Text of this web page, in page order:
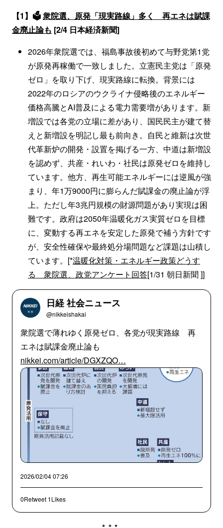
【1】🗳️衆院選、原発「現実路線」多く 再エネは賦課
金廃止論も [2/4 日本経済新聞]
2026年衆院選では、福島事故後初めて与野党第1党
が原発再稼働で一致しました。立憲民主党は「原発
ゼロ」を取り下げ、現実路線に転換。背景には
2022年のロシアのウクライナ侵略後のエネルギー
価格高騰とAI普及による電力需要増があります。新
増設では各党の立場に差があり、国民民主が建て替
えと新増設を明記し最も前向き。自民と維新は次世
代革新炉の開発・設置を掲げる一方、中道は新増設
を認めず、共産・れいわ・社民は原発ゼロを維持し
ています。他方、再生可能エネルギーには逆風が強
まり、年1万9000円に膨らんだ賦課金の廃止論が浮
上。ただし年3兆円規模の財源問題があり実現は困
難です。政府は2050年温暖化ガス実質ゼロを目標
に、変動する再エネを安定した原発で補う方針です
が、安全性確保や最終処分場問題など課題は山積し
ています。[*温暖化対策・エネルギー政策どうす
る 衆院選、政党アンケート回答[1/31 朝日新聞 ]]
日経 社会ニュース
@nikkeishakai
衆院選で薄れゆく原発ゼロ、各党が現実路線 再
エネは賦課金廃止論も
nikkei.com/article/DGXZQO…
2026/02/04 07:26
0Retweet 1Likes